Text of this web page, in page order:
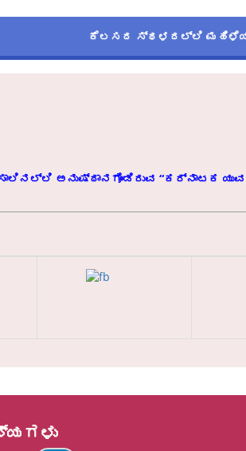
ಕೆಲಸದ ಸ್ಥಳದಲ್ಲಿ ಮಹಿಳೆಯರ
ಸಾಲಿನಲ್ಲಿ ಅನುಷ್ಠಾನಗೊಂಡಿರುವ “ಕರ್ನಾಟಕ